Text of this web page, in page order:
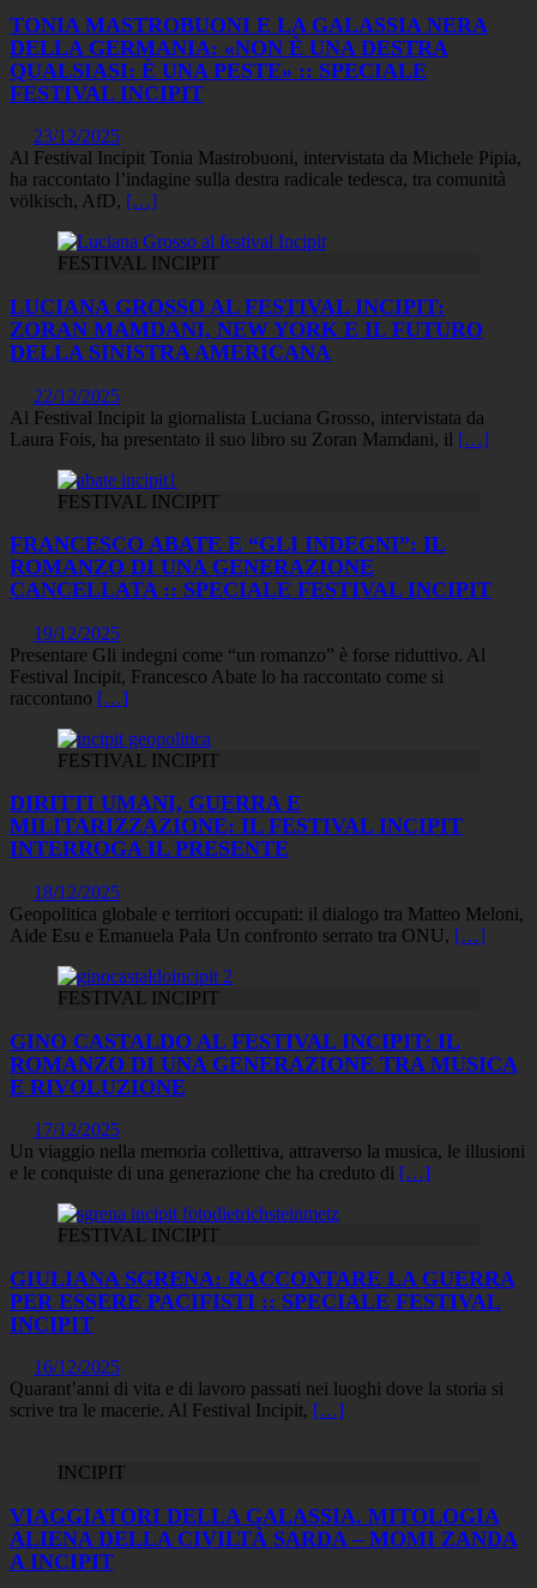
TONIA MASTROBUONI E LA GALASSIA NERA
DELLA GERMANIA: «NON È UNA DESTRA
QUALSIASI: È UNA PESTE» :: SPECIALE
FESTIVAL INCIPIT
23/12/2025
Al Festival Incipit Tonia Mastrobuoni, intervistata da Michele Pipia,
ha raccontato l’indagine sulla destra radicale tedesca, tra comunità
völkisch, AfD, […]
FESTIVAL INCIPIT
LUCIANA GROSSO AL FESTIVAL INCIPIT:
ZORAN MAMDANI, NEW YORK E IL FUTURO
DELLA SINISTRA AMERICANA
22/12/2025
Al Festival Incipit la giornalista Luciana Grosso, intervistata da
Laura Fois, ha presentato il suo libro su Zoran Mamdani, il […]
FESTIVAL INCIPIT
FRANCESCO ABATE E “GLI INDEGNI”: IL
ROMANZO DI UNA GENERAZIONE
CANCELLATA :: SPECIALE FESTIVAL INCIPIT
19/12/2025
Presentare Gli indegni come “un romanzo” è forse riduttivo. Al
Festival Incipit, Francesco Abate lo ha raccontato come si
raccontano […]
FESTIVAL INCIPIT
DIRITTI UMANI, GUERRA E
MILITARIZZAZIONE: IL FESTIVAL INCIPIT
INTERROGA IL PRESENTE
18/12/2025
Geopolitica globale e territori occupati: il dialogo tra Matteo Meloni,
Aide Esu e Emanuela Pala Un confronto serrato tra ONU, […]
FESTIVAL INCIPIT
GINO CASTALDO AL FESTIVAL INCIPIT: IL
ROMANZO DI UNA GENERAZIONE TRA MUSICA
E RIVOLUZIONE
17/12/2025
Un viaggio nella memoria collettiva, attraverso la musica, le illusioni
e le conquiste di una generazione che ha creduto di […]
FESTIVAL INCIPIT
GIULIANA SGRENA: RACCONTARE LA GUERRA
PER ESSERE PACIFISTI :: SPECIALE FESTIVAL
INCIPIT
16/12/2025
Quarant’anni di vita e di lavoro passati nei luoghi dove la storia si
scrive tra le macerie. Al Festival Incipit, […]
INCIPIT
VIAGGIATORI DELLA GALASSIA. MITOLOGIA
ALIENA DELLA CIVILTÀ SARDA – MOMI ZANDA
A INCIPIT